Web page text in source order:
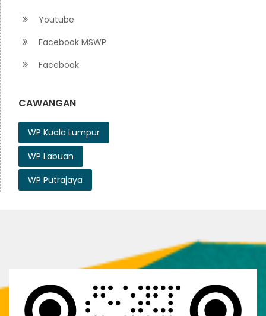
Youtube
Facebook MSWP
Facebook
CAWANGAN
WP Kuala Lumpur
WP Labuan
WP Putrajaya